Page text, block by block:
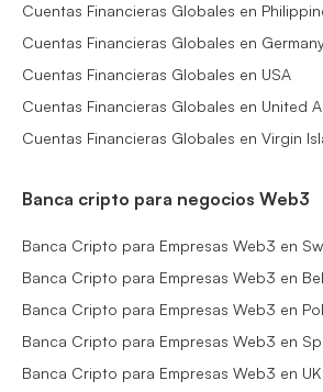
Cuentas Financieras Globales en
Cuentas Financieras Globales en
Cuentas Financieras Globales en USA
Cuentas Financieras Globales en United
Cuentas Financieras Globales en Virgin
Banca cripto para negocios Web3
Banca Cripto para Empresas Web3 en
Banca Cripto para Empresas Web3 en
Banca Cripto para Empresas Web3 en
Banca Cripto para Empresas Web3 en
Banca Cripto para Empresas Web3 en UK